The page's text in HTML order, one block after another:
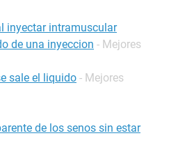
inyectar intramuscular
de una inyeccion - Mejores
sale el liquido - Mejores
de los senos sin estar